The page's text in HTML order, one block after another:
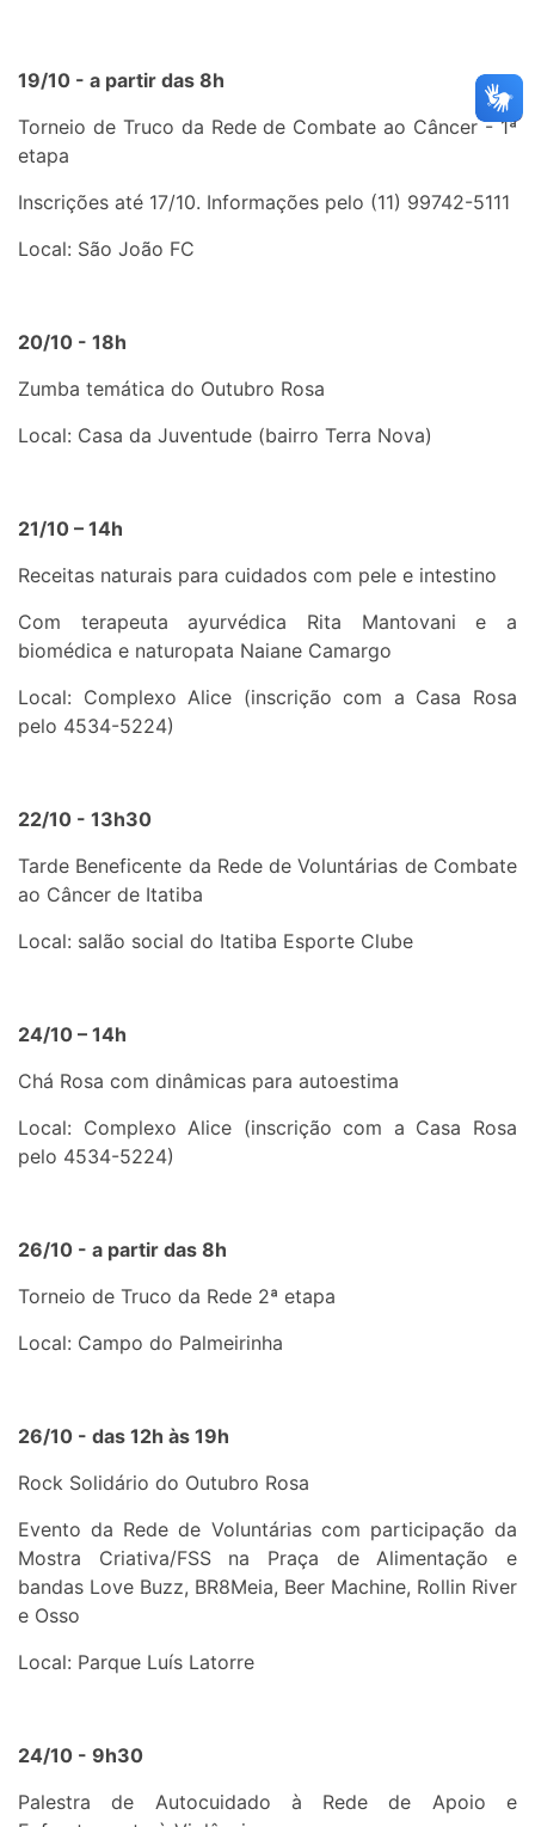
19/10 - a partir das 8h
Torneio de Truco da Rede de Combate ao Câncer - 1ª
etapa
Inscrições até 17/10. Informações pelo (11) 99742-5111
Local: São João FC
20/10 - 18h
Zumba temática do Outubro Rosa
Local: Casa da Juventude (bairro Terra Nova)
21/10 – 14h
Receitas naturais para cuidados com pele e intestino
Com terapeuta ayurvédica Rita Mantovani e a
biomédica e naturopata Naiane Camargo
Local: Complexo Alice (inscrição com a Casa Rosa
pelo 4534-5224)
22/10 - 13h30
Tarde Beneficente da Rede de Voluntárias de Combate
ao Câncer de Itatiba
Local: salão social do Itatiba Esporte Clube
24/10 – 14h
Chá Rosa com dinâmicas para autoestima
Local: Complexo Alice (inscrição com a Casa Rosa
pelo 4534-5224)
26/10 - a partir das 8h
Torneio de Truco da Rede 2ª etapa
Local: Campo do Palmeirinha
26/10 - das 12h às 19h
Rock Solidário do Outubro Rosa
Evento da Rede de Voluntárias com participação da
Mostra Criativa/FSS na Praça de Alimentação e
bandas Love Buzz, ⁠BR8Meia, ⁠Beer Machine, ⁠Rollin River
e ⁠Osso
Local: Parque Luís Latorre
24/10 - 9h30
Palestra de Autocuidado à Rede de Apoio e